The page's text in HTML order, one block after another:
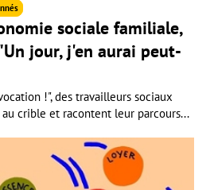
sociale familiale,
jour, j'en aurai peut-
!", des travailleurs sociaux
crible et racontent leur parcours...